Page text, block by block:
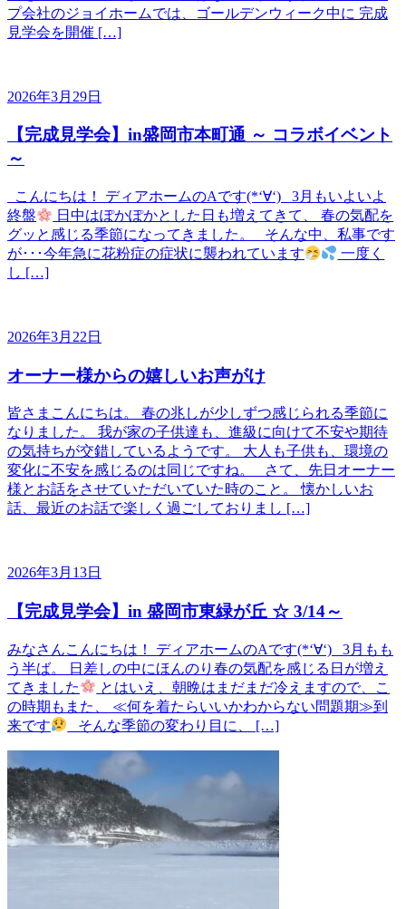
プ会社のジョイホームでは、ゴールデンウィーク中に 完成
見学会を開催 […]
2026年3月29日
【完成見学会】in盛岡市本町通 ～ コラボイベント
～
こんにちは！ ディアホームのAです(*‘∀‘) 3月もいよいよ
終盤
日中はぽかぽかとした日も増えてきて、 春の気配を
グッと感じる季節になってきました。 そんな中、私事です
が･･･今年急に花粉症の症状に襲われています
一度く
し […]
2026年3月22日
オーナー様からの嬉しいお声がけ
皆さまこんにちは。 春の兆しが少しずつ感じられる季節に
なりました。 我が家の子供達も、進級に向けて不安や期待
の気持ちが交錯しているようです。 大人も子供も、環境の
変化に不安を感じるのは同じですね。 さて、先日オーナー
様とお話をさせていただいていた時のこと。 懐かしいお
話、最近のお話で楽しく過ごしておりまし […]
2026年3月13日
【完成見学会】in 盛岡市東緑が丘 ☆ 3/14～
みなさんこんにちは！ ディアホームのAです(*‘∀‘) 3月もも
う半ば。 日差しの中にほんのり春の気配を感じる日が増え
てきました
とはいえ、朝晩はまだまだ冷えますので、こ
の時期もまた、 ≪何を着たらいいかわからない問題期≫到
来です
そんな季節の変わり目に、 […]